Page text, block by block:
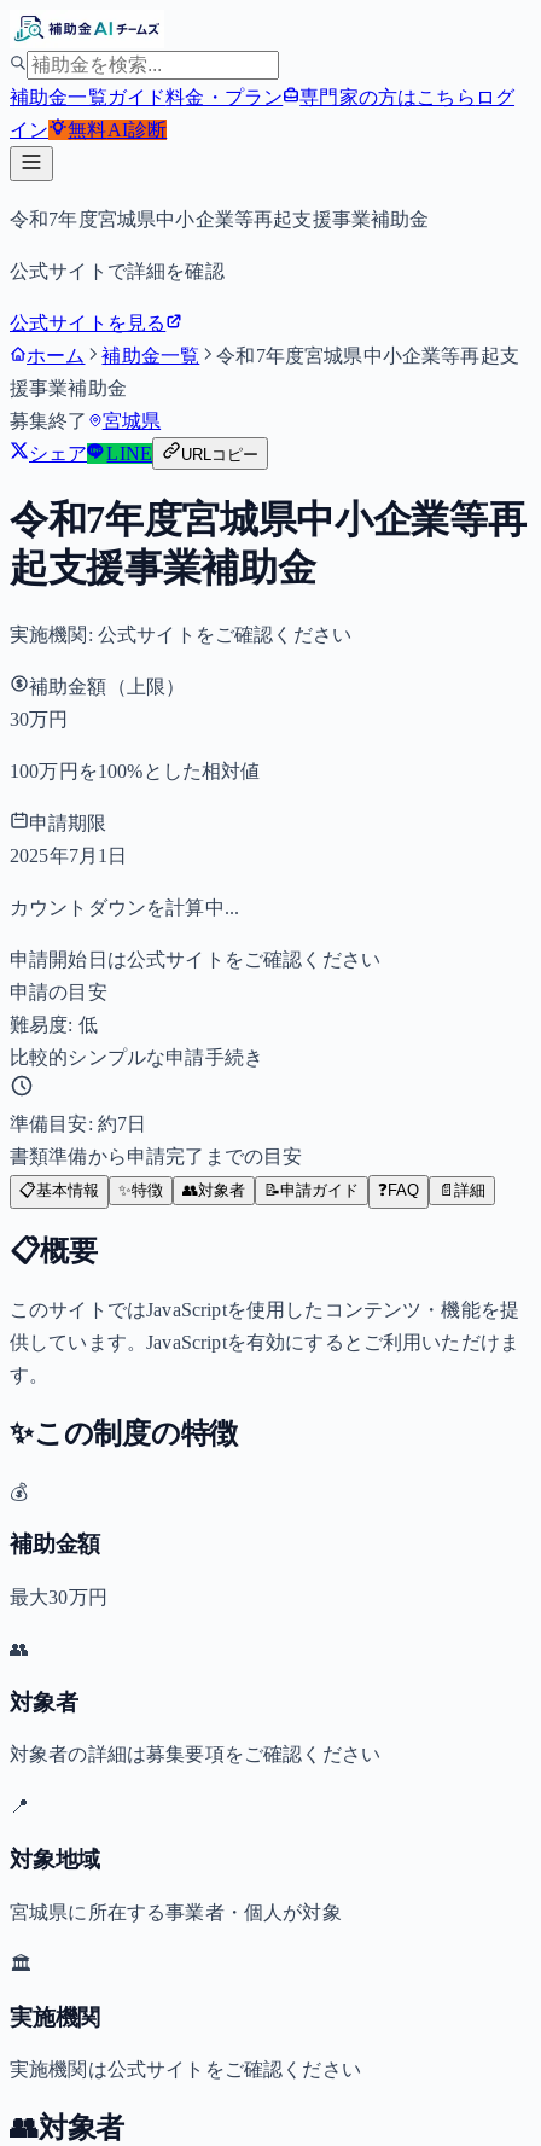
補助金一覧ガイド料金・プラン 専門家の方はこちら ログ
イン
無料AI診断
令和7年度宮城県中小企業等再起支援事業補助金
公式サイトで詳細を確認
公式サイトを見る
ホーム
補助金一覧
令和7年度宮城県中小企業等再起支
援事業補助金
募集終了
宮城県
シェア
LINE URLコピー
令和7年度宮城県中小企業等再
起支援事業補助金
実施機関: 公式サイトをご確認ください
補助金額（上限）
30万円
100万円を100%とした相対値
申請期限
2025年7月1日
カウントダウンを計算中...
申請開始日は公式サイトをご確認ください
申請の目安
難易度: 低
比較的シンプルな申請手続き
準備目安: 約7日
書類準備から申請完了までの目安
📋基本情報 ✨特徴 👥対象者 📝申請ガイド ❓FAQ 📄 詳細
📋概要
このサイトではJavaScriptを使用したコンテンツ・機能を提
供しています。JavaScriptを有効にするとご利用いただけま
す。
✨この制度の特徴
💰
補助金額
最大30万円
👥
対象者
対象者の詳細は募集要項をご確認ください
📍
対象地域
宮城県に所在する事業者・個人が対象
🏛️
実施機関
実施機関は公式サイトをご確認ください
👥対象者